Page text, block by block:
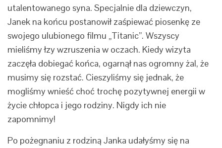
utalentowanego syna. Specjalnie dla dziewczyn,
Janek na końcu postanowił zaśpiewać piosenkę ze
swojego ulubionego filmu „Titanic”. Wszyscy
mieliśmy łzy wzruszenia w oczach. Kiedy wizyta
zaczęła dobiegać końca, ogarnął nas ogromny żal, że
musimy się rozstać. Cieszyliśmy się jednak, że
mogliśmy wnieść choć trochę pozytywnej energii w
życie chłopca i jego rodziny. Nigdy ich nie
zapomnimy!
Po pożegnaniu z rodziną Janka udałyśmy się na